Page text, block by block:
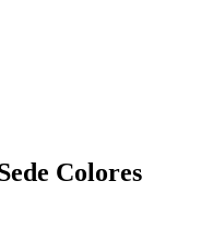
Colores